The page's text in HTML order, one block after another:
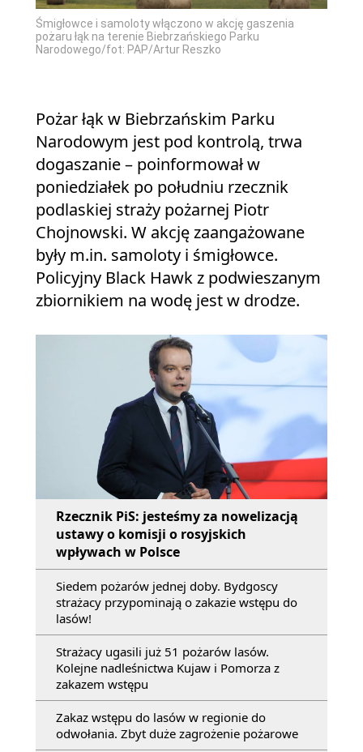
Śmigłowce i samoloty włączono w akcję gaszenia
pożaru łąk na terenie Biebrzańskiego Parku
Narodowego/fot: PAP/Artur Reszko
Pożar łąk w Biebrzańskim Parku
Narodowym jest pod kontrolą, trwa
dogaszanie – poinformował w
poniedziałek po południu rzecznik
podlaskiej straży pożarnej Piotr
Chojnowski. W akcję zaangażowane
były m.in. samoloty i śmigłowce.
Policyjny Black Hawk z podwieszanym
zbiornikiem na wodę jest w drodze.
Rzecznik PiS: jesteśmy za nowelizacją
ustawy o komisji o rosyjskich
wpływach w Polsce
Siedem pożarów jednej doby. Bydgoscy
strażacy przypominają o zakazie wstępu do
lasów!
Strażacy ugasili już 51 pożarów lasów.
Kolejne nadleśnictwa Kujaw i Pomorza z
zakazem wstępu
Zakaz wstępu do lasów w regionie do
odwołania. Zbyt duże zagrożenie pożarowe